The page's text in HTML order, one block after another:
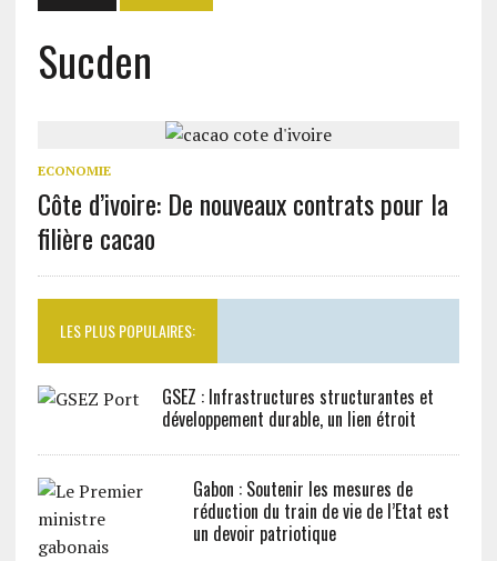
Sucden
ECONOMIE
Côte d’ivoire: De nouveaux contrats pour la
filière cacao
LES PLUS POPULAIRES:
GSEZ : Infrastructures structurantes et
développement durable, un lien étroit
Gabon : Soutenir les mesures de
réduction du train de vie de l’Etat est
un devoir patriotique